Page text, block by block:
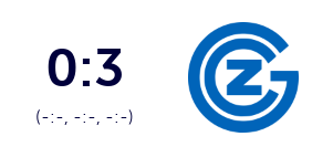
0:3
(-:-, -:-, -:-)